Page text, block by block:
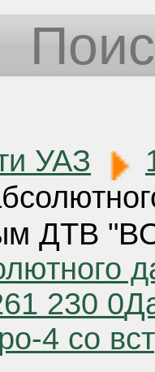
УАЗ
ДТВ
230 0
4 со